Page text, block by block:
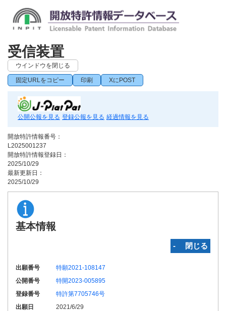
受信装置
ウインドウを閉じる
固定URLをコピー 印刷 XにPOST
公開公報を見る 登録公報を見る 経過情報を見る
開放特許情報番号：
L2025001237
開放特許情報登録日：
2025/10/29
最新更新日：
2025/10/29
基本情報
‐ 閉じる
出願番号
特願2021-108147
公開番号
特開2023-005895
登録番号
特許第7705746号
出願日
2021/6/29